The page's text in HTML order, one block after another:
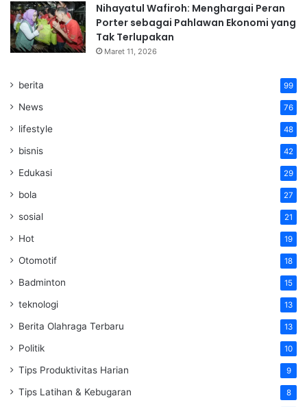
Nihayatul Wafiroh: Menghargai Peran
Porter sebagai Pahlawan Ekonomi yang
Tak Terlupakan
Maret 11, 2026
berita 99
News 76
lifestyle 48
bisnis 42
Edukasi 29
bola 27
sosial 21
Hot 19
Otomotif 18
Badminton 15
teknologi 13
Berita Olahraga Terbaru 13
Politik 10
Tips Produktivitas Harian 9
Tips Latihan & Kebugaran 8